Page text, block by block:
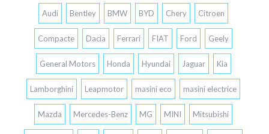
Audi Bentley BMW BYD Chery Citroen
Compacte Dacia Ferrari FIAT Ford Geely
General Motors Honda Hyundai Jaguar Kia
Lamborghini Leapmotor masini eco masini electrice
Mazda Mercedes-Benz MG MINI Mitsubishi